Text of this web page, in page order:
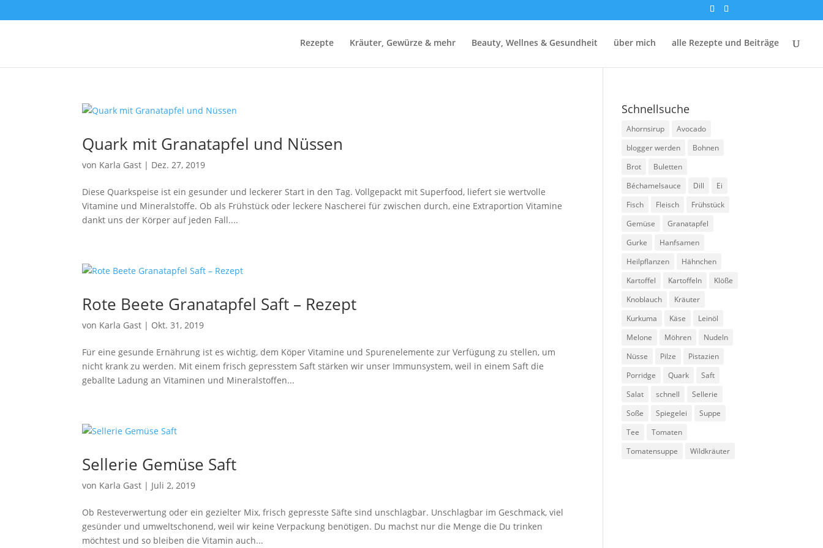
Rezepte Kräuter, Gewürze & mehr Beauty, Wellnes & Gesundheit über mich alle Rezepte und Beiträge
Quark mit Granatapfel und Nüssen
von Karla Gast | Dez. 27, 2019
Diese Quarkspeise ist ein gesunder und leckerer Start in den Tag. Vollgepackt mit Superfood, liefert sie wertvolle
Vitamine und Mineralstoffe. Ob als Frühstück oder leckere Nascherei für zwischen durch, eine Extraportion Vitamine
dankt uns der Körper auf jeden Fall....
Rote Beete Granatapfel Saft – Rezept
von Karla Gast | Okt. 31, 2019
Für eine gesunde Ernährung ist es wichtig, dem Köper Vitamine und Spurenelemente zur Verfügung zu stellen, um
nicht krank zu werden. Mit einem frisch gepresstem Saft stärken wir unser Immunsystem, weil in einem Saft die
geballte Ladung an Vitaminen und Mineralstoffen...
Sellerie Gemüse Saft
von Karla Gast | Juli 2, 2019
Ob Resteverwertung oder ein gezielter Mix, frisch gepresste Säfte sind unschlagbar. Unschlagbar im Geschmack, viel
gesünder und umweltschonend, weil wir keine Verpackung benötigen. Du machst nur die Menge die Du trinken
möchtest und so bleiben die Vitamin auch...
Schnellsuche
Ahornsirup
Avocado
blogger werden
Bohnen
Brot
Buletten
Béchamelsauce
Dill
Ei
Fisch
Fleisch
Frühstück
Gemüse
Granatapfel
Gurke
Hanfsamen
Heilpflanzen
Hähnchen
Kartoffel
Kartoffeln
Klöße
Knoblauch
Kräuter
Kurkuma
Käse
Leinöl
Melone
Möhren
Nudeln
Nüsse
Pilze
Pistazien
Porridge
Quark
Saft
Salat
schnell
Sellerie
Soße
Spiegelei
Suppe
Tee
Tomaten
Tomatensuppe
Wildkräuter